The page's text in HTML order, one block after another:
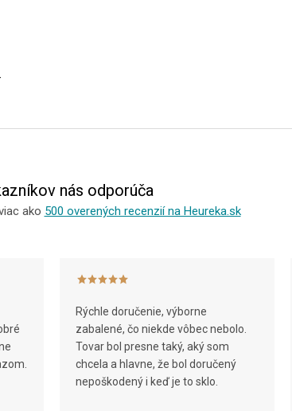
.
nás odporúča
ako 500 overených recenzií na Heureka.sk
Rýchle doručenie, výborne
zabalené, čo niekde vôbec nebolo.
Tovar bol presne taký, aký som
chcela a hlavne, že bol doručený
nepoškodený i keď je to sklo.